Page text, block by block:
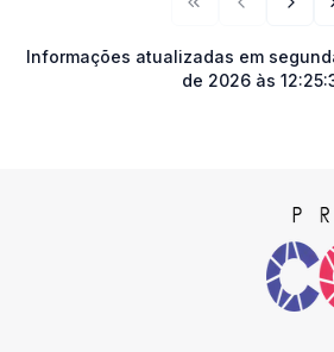
Primeira página
Página
Informações atualizadas em
de 2026 às